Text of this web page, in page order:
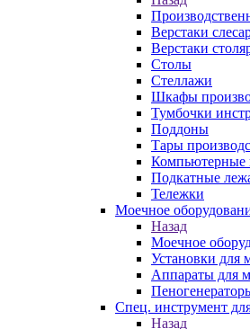
Верстаки
Верстаки
Столы
Стеллажи
Шкафы
Тумбочки
Поддоны
Тары
Компьютерные
Подкатные
Тележки
Моечное
Назад
Моечное
Установки для
Аппараты для
Спец. инструмент
Назад